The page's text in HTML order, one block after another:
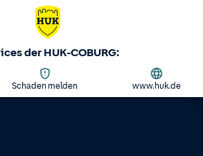
der HUK-COBURG:
Schaden melden www.huk.de